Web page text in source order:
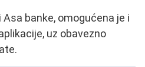
Asa banke, omogućena je i
uz obavezno